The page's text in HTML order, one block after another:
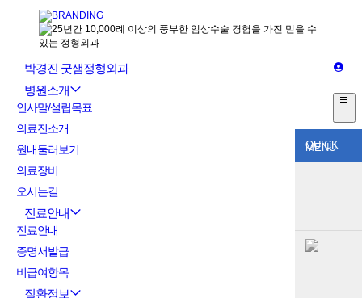
QUICK
MENU
박경진 굿샘정형외과
병원소개
인사말/설립목표
의료진소개
원내둘러보기
의료장비
오시는길
진료안내
진료안내
증명서발급
비급여항목
질환정보